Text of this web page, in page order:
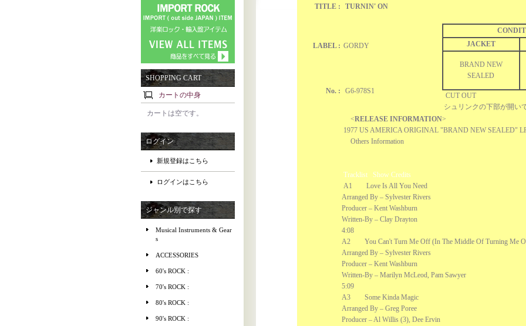
SHOPPING CART
カートの中身
カートは空です。
ログイン
新規登録はこちら
ログインはこちら
ジャンル別で探す
Musical Instruments & Gear
s
ACCESSORIES
60's ROCK :
70's ROCK :
80's ROCK :
90's ROCK :
TITLE : TURNIN' ON
LABEL : GORDY
JACKET
BRAND NEW
SEALED
CUT OUT
シュリンクの下部が開い
No. : G6-978S1
<RELEASE INFORMATION>
1977 US AMERICA ORIGINAL "BRAND NEW SEALED"
Others Information
Tracklist
Show Credits
A1 Love Is All You Need
Arranged By – Sylvester Rivers
Producer – Kent Washburn
Written-By – Clay Drayton
4:08
A2 You Can't Turn Me Off (In The Middle Of Turning Me
Arranged By – Sylvester Rivers
Producer – Kent Washburn
Written-By – Marilyn McLeod, Pam Sawyer
5:09
A3 Some Kinda Magic
Arranged By – Greg Poree
Producer – Al Willis (3), Dee Ervin